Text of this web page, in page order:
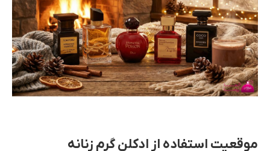
موقعیت استفاده از ادکلن گرم زنانه